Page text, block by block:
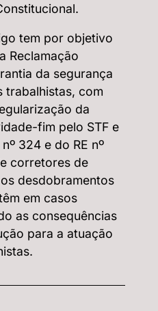
tem por objetivo
Reclamação
da segurança
trabalhistas, com
da
fim pelo STF e
324 e do RE nº
corretores de
desdobramentos
em casos
as consequências
para a atuação